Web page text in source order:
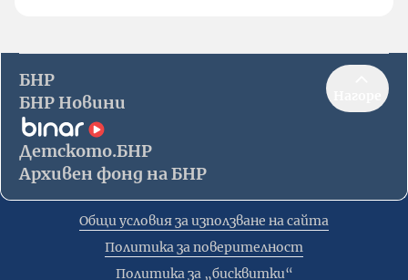
БНР
БНР Новини
Детското.БНР
Архивен фонд на БНР
Общи условия за използване на сайта
Политика за поверителност
Политика за „бисквитки“